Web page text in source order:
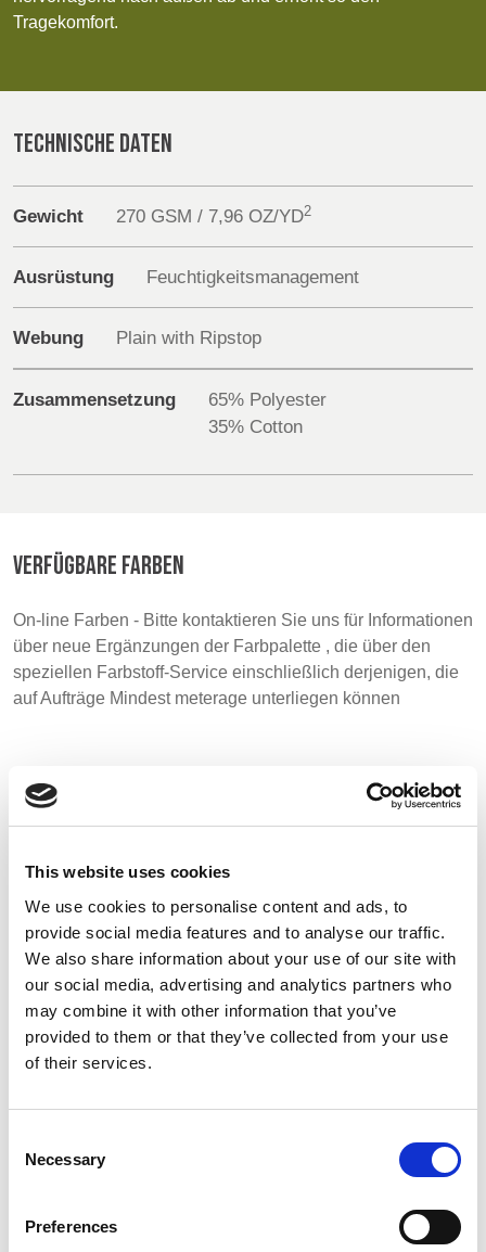
This website uses cookies
We use cookies to personalise content and ads, to
provide social media features and to analyse our traffic.
We also share information about your use of our site with
our social media, advertising and analytics partners who
may combine it with other information that you’ve
provided to them or that they’ve collected from your use
of their services.
Selection
Necessary
Preferences
Veranstaltungen
Contact
Erweiterte Suche
SLOVAKIA
GERMANY,
AUSTRIA &
SWITZERLAND
HOLLAND
TRUTHAHN
BULGARIA,
HUNGARY,
ROMANIA &
DENMARK,
ICELAND,
SWEDEN
Tragekomfort.
TECHNISCHE DATEN
Gewicht 270 GSM / 7,96 OZ/YD2
Ausrüstung Feuchtigkeitsmanagement
Webung Plain with Ripstop
Zusammensetzung
65% Polyester
35% Cotton
VERFÜGBARE FARBEN
On-line Farben - Bitte kontaktieren Sie uns für Informationen
über neue Ergänzungen der Farbpalette , die über den
speziellen Farbstoff-Service einschließlich derjenigen, die
auf Aufträge Mindest meterage unterliegen können
Muster
Abu